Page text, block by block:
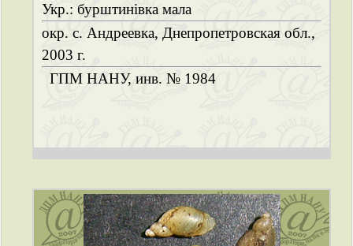
Укр.: бурштинівка мала
окр. с. Андреевка, Днепропетровская обл.,
2003 г.
ГПМ НАНУ, инв. № 1984